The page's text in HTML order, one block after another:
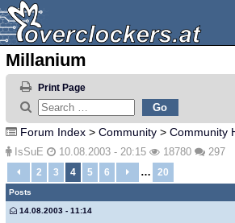
Millanium
Print Page
Forum Index > Community > Community
IsSuE 10.08.2003 - 20:15 18780 297
2 3 4 5 6 … 20
Posts
14.08.2003 - 11:14